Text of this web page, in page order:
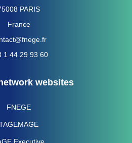
PARIS
France
1 44 29 93 60
websites
FNEGE